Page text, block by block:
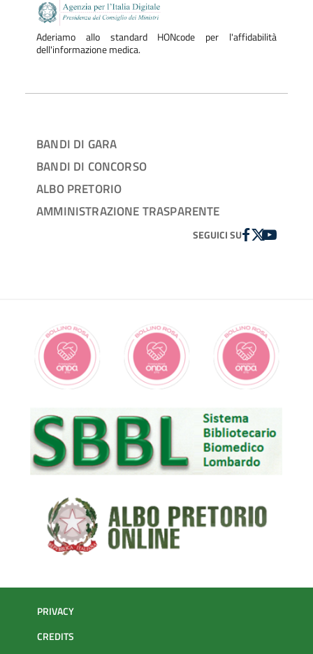
Aderiamo allo standard HONcode per l'affidabilità
dell'informazione medica.
BANDI DI GARA
BANDI DI CONCORSO
ALBO PRETORIO
AMMINISTRAZIONE TRASPARENTE
SEGUICI SUFACEBOOK
TWITTER
YOUTUBE
PRIVACY
CREDITS